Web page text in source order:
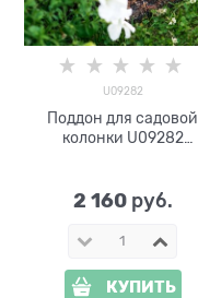
U09282
Поддон для садовой
колонки U09282
2 160 руб.
КУПИТЬ